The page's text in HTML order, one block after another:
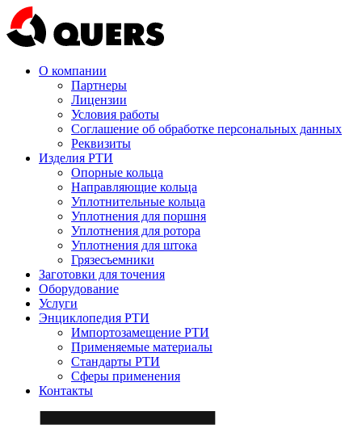
О компании
Партнеры
Лицензии
Условия работы
Соглашение об обработке персональных данных
Реквизиты
Изделия РТИ
Опорные кольца
Направляющие кольца
Уплотнительные кольца
Уплотнения для поршня
Уплотнения для ротора
Уплотнения для штока
Грязесъемники
Заготовки для точения
Оборудование
Услуги
Энциклопедия РТИ
Импортозамещение РТИ
Применяемые материалы
Стандарты РТИ
Сферы применения
Контакты